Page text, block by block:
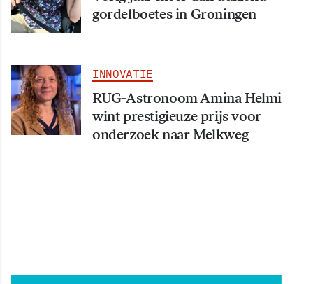
gordelboetes in Groningen
INNOVATIE
RUG-Astronoom Amina Helmi
wint prestigieuze prijs voor
onderzoek naar Melkweg